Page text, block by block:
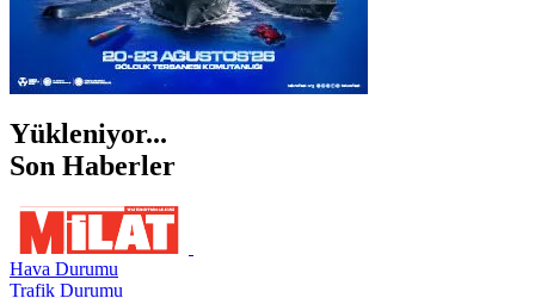
Yükleniyor...
Son Haberler
Hava Durumu
Trafik Durumu